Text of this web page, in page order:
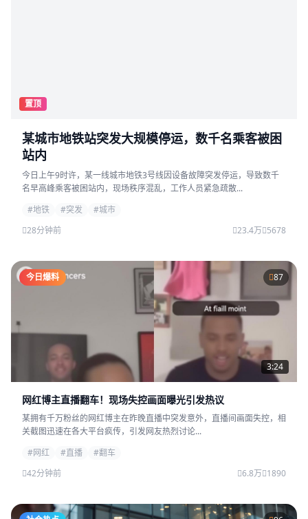
置顶
某城市地铁站突发大规模停运，数千名乘客被困
站内
今日上午9时许，某一线城市地铁3号线因设备故障突发停运，导致数千
名早高峰乘客被困站内，现场秩序混乱，工作人员紧急疏散...
#地铁
#突发
#城市
28分钟前
23.4万 5678
今日爆料 87
3:24
网红博主直播翻车！现场失控画面曝光引发热议
某拥有千万粉丝的网红博主在昨晚直播中突发意外，直播间画面失控，相
关截图迅速在各大平台疯传，引发网友热烈讨论...
#网红
#直播
#翻车
42分钟前
6.8万 1890